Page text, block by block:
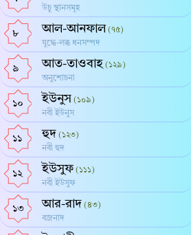
উচু স্থানসমূহ
৮ আল-আনফাল (৭৫)
যুদ্ধে-লব্ধ ধনসম্পদ
৯ আত-তাওবাহ (১২৯)
অনুশোচনা
১০ ইউনুস (১০৯)
নবী ইউনুস
১১ হুদ (১২৩)
নবী হুদ
১২ ইউসুফ (১১১)
নবী ইউসুফ
১৩ আর-রাদ (৪৩)
বজ্রনাদ